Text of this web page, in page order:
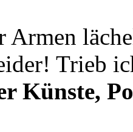
Armen
Trieb
Künste,